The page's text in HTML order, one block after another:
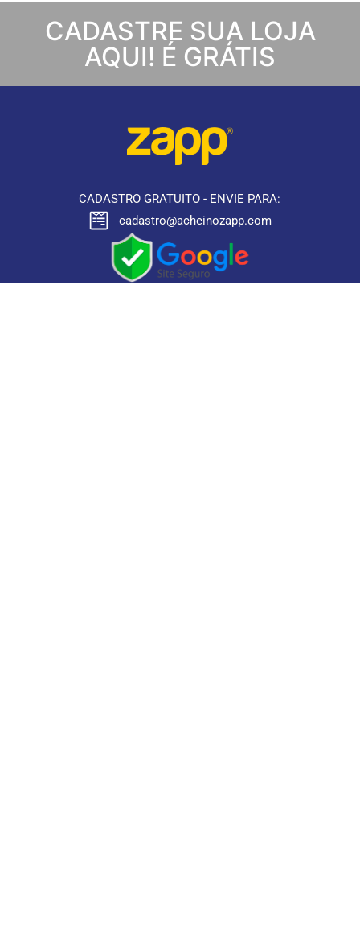
CADASTRE SUA LOJA
AQUI! É GRÁTIS
CADASTRO GRATUITO - ENVIE PARA:
cadastro@acheinozapp.com